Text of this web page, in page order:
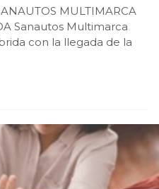
MULTIMARCA
Sanautos Multimarca
con la llegada de la